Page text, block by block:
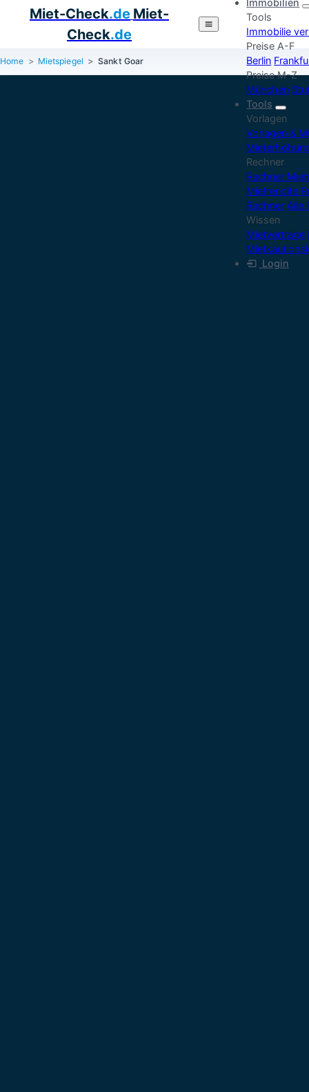
Miet-Check.de Miet-
Check.de
Immobilien
Tools
Immobilie
Preise A-F
Berlin
Preise M-Z
München
Tools
Vorlagen
Vorlagen &
Rechner
Rechner
Mietrendite
Rechner Alle
Wissen
Mietverträge
Login
Home Mietspiegel Sankt Goar